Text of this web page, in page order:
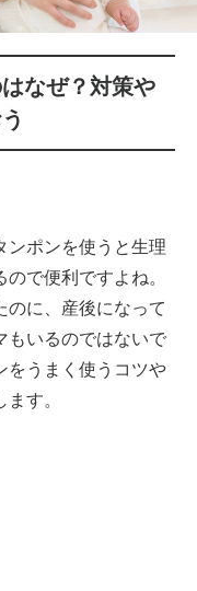
なぜ？対策や
ンポンを使うと生理
で便利ですよね。
のに、産後になって
もいるのではないで
をうまく使うコツや
す。